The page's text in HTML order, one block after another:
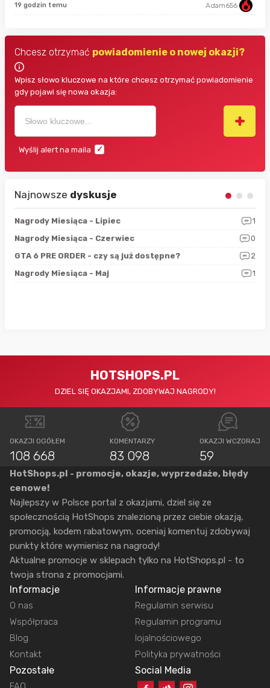
19 godzin temu Adam656
Chcesz otrzymać powiadomienie o nowej okazji?
Wpisz słowo kluczowe na które chcesz otrzymać powiadomienie
gdy pojawi się nowa okazja:
Wyślij alert na maila
Najnowsze dyskusje
Nagrody Miesiąca - Lipiec
1
Nagrody Miesiąca - Czerwiec
0
GTA 6 PRE ORDER - czy są już dostępne?
2
Nagrody Miesiąca - Maj
1
HOTSHOPS.PL
DZIEL SIĘ OKAZJAMI, ZDOBYWAJ NAGRODY!
OKAZJI OGÓŁEM
108 668
KOMENTARZY
83 098
OKAZJI WCZORAJ
59
HotShops.pl - promocje, okazje, wyprzedaże, błędy
cenowe!
Najlepszy w Polsce portal z okazjami, dziel się ze
społecznością HotShops znalezioną przez ciebie okazją,
promocją, kodem rabatowym, oceniaj komentuj zdobywaj
punkty które wymienisz na nagrody!
Aktualne promocje w sklepach tylko na HotShops.pl - to
twoja strona z promocjami.
Informacje
O nas
Współpraca
Blog
Kontakt
Informacje prawne
Regulamin serwisu
Regulamin programu
lojalnościowego
Polityka prywatności
Pozostałe Social Media